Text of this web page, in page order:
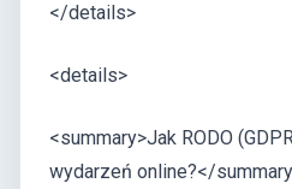
</details>
<details>
<summary>Jak RODO
wydarzeń online?</